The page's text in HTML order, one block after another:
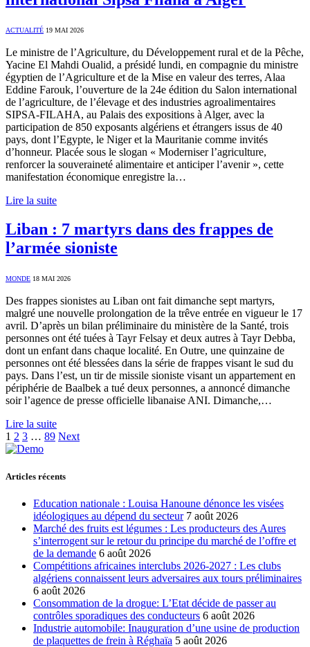
ACTUALITÉ 19 MAI 2026
Le ministre de l’Agriculture, du Développement rural et de la Pêche,
Yacine El Mahdi Oualid, a présidé lundi, en compagnie du ministre
égyptien de l’Agriculture et de la Mise en valeur des terres, Alaa
Eddine Farouk, l’ouverture de la 24e édition du Salon international
de l’agriculture, de l’élevage et des industries agroalimentaires
SIPSA-FILAHA, au Palais des expositions à Alger, avec la
participation de 850 exposants algériens et étrangers issus de 40
pays, dont l’Egypte, le Niger et la Mauritanie comme invités
d’honneur. Placée sous le slogan « Moderniser l’agriculture,
renforcer la souveraineté alimentaire et anticiper l’avenir », cette
manifestation économique enregistre la…
Lire la suite
Liban : 7 martyrs dans des frappes de
l’armée sioniste
MONDE 18 MAI 2026
Des frappes sionistes au Liban ont fait dimanche sept martyrs,
malgré une nouvelle prolongation de la trêve entrée en vigueur le 17
avril. D’après un bilan préliminaire du ministère de la Santé, trois
personnes ont été tuées à Tayr Felsay et deux autres à Tayr Debba,
dont un enfant dans chaque localité. En Outre, une quinzaine de
personnes ont été blessées dans la série de frappes visant le sud du
pays. Dans l’est, un tir de missile sioniste visant un appartement en
périphérie de Baalbek a tué deux personnes, a annoncé dimanche
soir l’agence de presse officielle libanaise ANI. Dimanche,…
Lire la suite
1 2 3 … 89 Next
Articles récents
Education nationale : Louisa Hanoune dénonce les visées
idéologiques au dépend du secteur 7 août 2026
Marché des fruits est légumes : Les producteurs des Aures
s’interrogent sur le retour du principe du marché de l’offre et
de la demande 6 août 2026
Compétitions africaines interclubs 2026-2027 : Les clubs
algériens connaissent leurs adversaires aux tours préliminaires
6 août 2026
Consommation de la drogue: L’Etat décide de passer au
contrôles sporadiques des conducteurs 6 août 2026
Industrie automobile: Inauguration d’une usine de production
de plaquettes de frein à Réghaïa 5 août 2026